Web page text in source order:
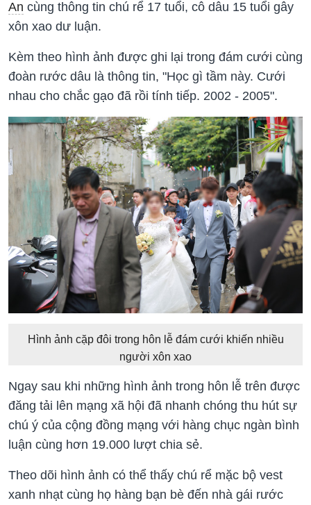
An cùng thông tin chú rể 17 tuổi, cô dâu 15 tuổi gây
xôn xao dư luận.
Kèm theo hình ảnh được ghi lại trong đám cưới cùng
đoàn rước dâu là thông tin, "Học gì tầm này. Cưới
nhau cho chắc gạo đã rồi tính tiếp. 2002 - 2005".
Hình ảnh cặp đôi trong hôn lễ đám cưới khiến nhiều
người xôn xao
Ngay sau khi những hình ảnh trong hôn lễ trên được
đăng tải lên mạng xã hội đã nhanh chóng thu hút sự
chú ý của cộng đồng mạng với hàng chục ngàn bình
luận cùng hơn 19.000 lượt chia sẻ.
Theo dõi hình ảnh có thể thấy chú rể mặc bộ vest
xanh nhạt cùng họ hàng bạn bè đến nhà gái rước